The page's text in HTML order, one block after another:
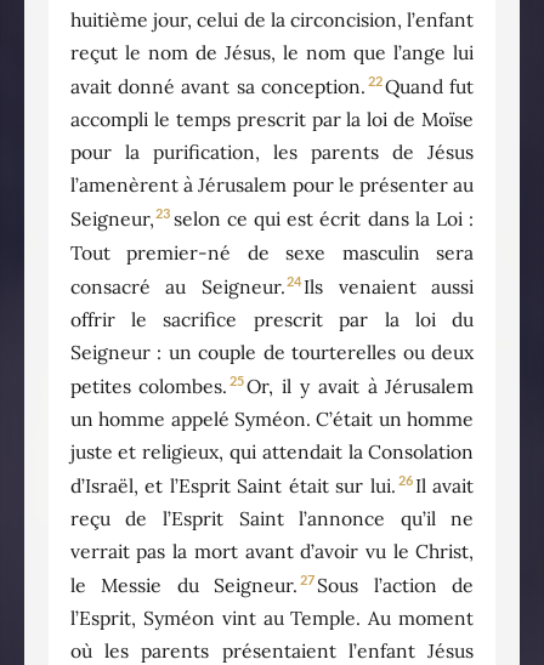
huitième jour, celui de la circoncision, l’enfant
reçut le nom de Jésus, le nom que l’ange lui
avait donné avant sa conception. 22Quand fut
accompli le temps prescrit par la loi de Moïse
pour la purification, les parents de Jésus
l’amenèrent à Jérusalem pour le présenter au
Seigneur,23 selon ce qui est écrit dans la Loi :
Tout premier-né de sexe masculin sera
consacré au Seigneur.24 Ils venaient aussi
offrir le sacrifice prescrit par la loi du
Seigneur : un couple de tourterelles ou deux
petites colombes. 25Or, il y avait à Jérusalem
un homme appelé Syméon. C’était un homme
juste et religieux, qui attendait la Consolation
d’Israël, et l’Esprit Saint était sur lui. 26 Il avait
reçu de l’Esprit Saint l’annonce qu’il ne
verrait pas la mort avant d’avoir vu le Christ,
le Messie du Seigneur. 27 Sous l’action de
l’Esprit, Syméon vint au Temple. Au moment
où les parents présentaient l’enfant Jésus